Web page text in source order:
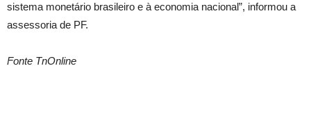
sistema monetário brasileiro e à economia nacional”, informou a
assessoria de PF.
Fonte TnOnline